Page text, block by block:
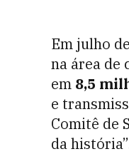
Em julho
na área de
em 8,5
e
Comitê de
da